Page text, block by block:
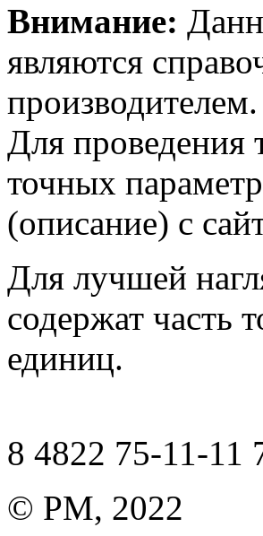
Внимание:
являются
производителем.
Для проведения
точных
(описание) с
Для лучшей
содержат часть
единиц.
8 4822 75-11-11
© РМ, 2022